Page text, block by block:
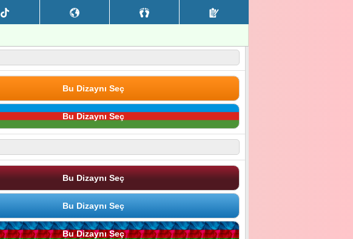
Bu Dizaynı Seç
Bu Dizaynı Seç
Bu Dizaynı Seç
Bu Dizaynı Seç
Bu Dizaynı Seç